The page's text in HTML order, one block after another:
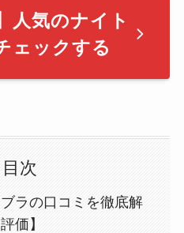
人気のナイト
ェックする
目次
ラの口コミを徹底解
価】